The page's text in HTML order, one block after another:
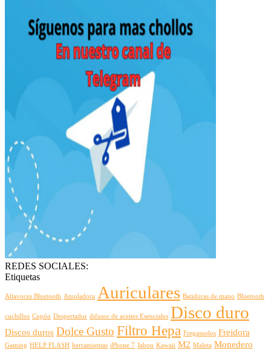
REDES SOCIALES:
Etiquetas
Altavoces Bluetooth Amoladora Auriculares Batidoras de mano Bluetooth
cuchillos Cupón Despertador difusor de aceites Esenciales Disco duro
Discos duros Dolce Gusto Filtro Hepa Fregasuelos Freidora
Gaming HELP FLASH herramientas iPhone 7 Jabon Kawaii M2 Maleta Monedero